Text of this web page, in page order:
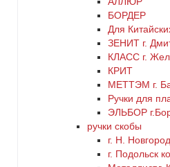
БОРДЕР
Для
ЗЕНИТ г.
КЛАСС г.
КРИТ
МЕТТЭМ г.
Ручки для
ЭЛЬБОР
ручки скобы
г. Н. Новгород
г. Подольск